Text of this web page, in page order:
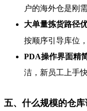
户的海外仓是刚
大单量拣货路径
按顺序引导库位
PDA操作界面精
洁 ，新员工上手
五、什么规模的仓